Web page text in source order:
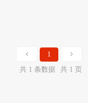
1
共 1 条数据
共 1 页